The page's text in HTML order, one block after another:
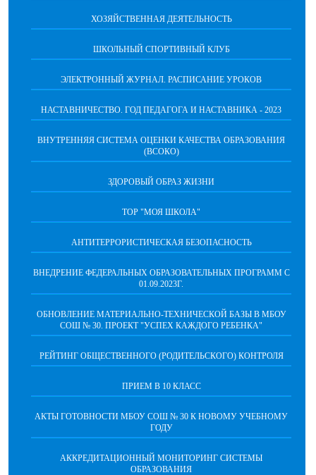
ХОЗЯЙСТВЕННАЯ ДЕЯТЕЛЬНОСТЬ
ШКОЛЬНЫЙ СПОРТИВНЫЙ КЛУБ
ЭЛЕКТРОННЫЙ ЖУРНАЛ. РАСПИСАНИЕ УРОКОВ
НАСТАВНИЧЕСТВО. ГОД ПЕДАГОГА И НАСТАВНИКА - 2023
ВНУТРЕННЯЯ СИСТЕМА ОЦЕНКИ КАЧЕСТВА ОБРАЗОВАНИЯ
(ВСОКО)
ЗДОРОВЫЙ ОБРАЗ ЖИЗНИ
ТОР "МОЯ ШКОЛА"
АНТИТЕРРОРИСТИЧЕСКАЯ БЕЗОПАСНОСТЬ
ВНЕДРЕНИЕ ФЕДЕРАЛЬНЫХ ОБРАЗОВАТЕЛЬНЫХ ПРОГРАММ С
01.09.2023Г.
ОБНОВЛЕНИЕ МАТЕРИАЛЬНО-ТЕХНИЧЕСКОЙ БАЗЫ В МБОУ
СОШ № 30. ПРОЕКТ "УСПЕХ КАЖДОГО РЕБЕНКА"
РЕЙТИНГ ОБЩЕСТВЕННОГО (РОДИТЕЛЬСКОГО) КОНТРОЛЯ
ПРИЕМ В 10 КЛАСС
АКТЫ ГОТОВНОСТИ МБОУ СОШ № 30 К НОВОМУ УЧЕБНОМУ
ГОДУ
АККРЕДИТАЦИОННЫЙ МОНИТОРИНГ СИСТЕМЫ
ОБРАЗОВАНИЯ